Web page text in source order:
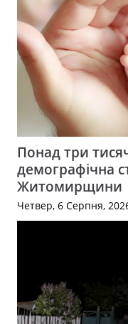
Понад три
демографічна
Житомирщини
Четвер, 6 Серпня,